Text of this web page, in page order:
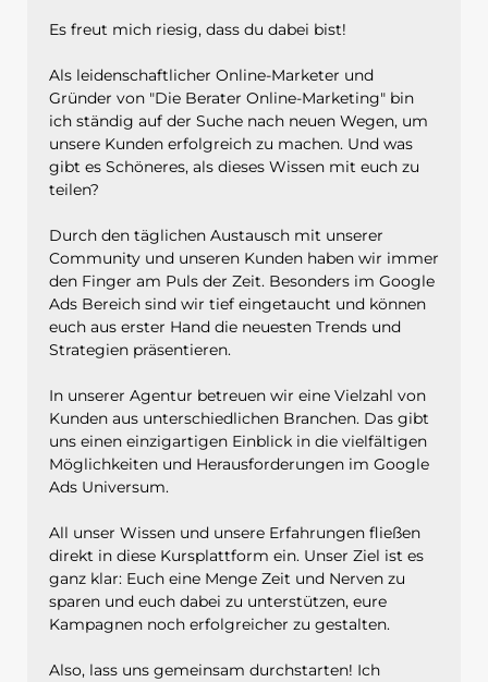
Es freut mich riesig, dass du dabei bist!
Als leidenschaftlicher Online-Marketer und
Gründer von "Die Berater Online-Marketing" bin
ich ständig auf der Suche nach neuen Wegen, um
unsere Kunden erfolgreich zu machen. Und was
gibt es Schöneres, als dieses Wissen mit euch zu
teilen?
Durch den täglichen Austausch mit unserer
Community und unseren Kunden haben wir immer
den Finger am Puls der Zeit. Besonders im Google
Ads Bereich sind wir tief eingetaucht und können
euch aus erster Hand die neuesten Trends und
Strategien präsentieren.
In unserer Agentur betreuen wir eine Vielzahl von
Kunden aus unterschiedlichen Branchen. Das gibt
uns einen einzigartigen Einblick in die vielfältigen
Möglichkeiten und Herausforderungen im Google
Ads Universum.
All unser Wissen und unsere Erfahrungen fließen
direkt in diese Kursplattform ein. Unser Ziel ist es
ganz klar: Euch eine Menge Zeit und Nerven zu
sparen und euch dabei zu unterstützen, eure
Kampagnen noch erfolgreicher zu gestalten.
Also, lass uns gemeinsam durchstarten! Ich